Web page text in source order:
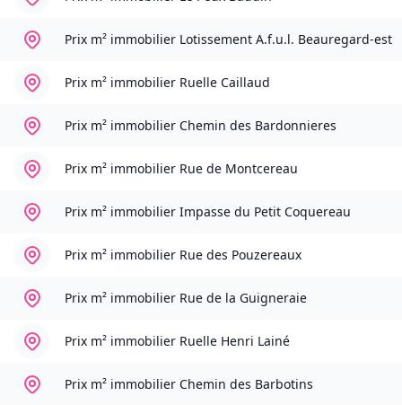
Prix m² immobilier Lotissement A.f.u.l. Beauregard-est
Prix m² immobilier Ruelle Caillaud
Prix m² immobilier Chemin des Bardonnieres
Prix m² immobilier Rue de Montcereau
Prix m² immobilier Impasse du Petit Coquereau
Prix m² immobilier Rue des Pouzereaux
Prix m² immobilier Rue de la Guigneraie
Prix m² immobilier Ruelle Henri Lainé
Prix m² immobilier Chemin des Barbotins